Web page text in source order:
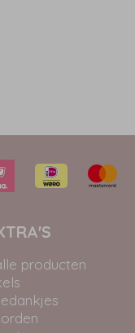
producten